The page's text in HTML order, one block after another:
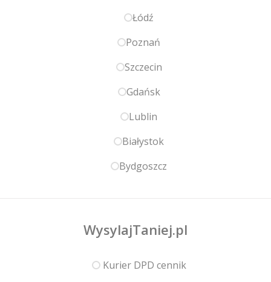
Łódź
Poznań
Szczecin
Gdańsk
Lublin
Białystok
Bydgoszcz
WysylajTaniej.pl
Kurier DPD cennik